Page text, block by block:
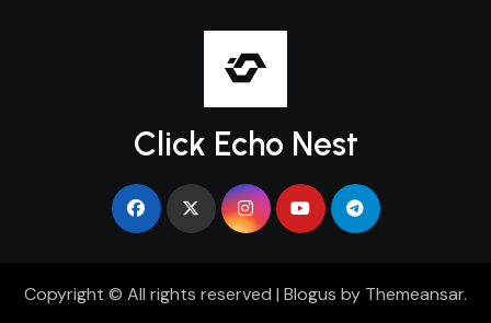
Click Echo Nest
Copyright © All rights reserved | Blogus by Themeansar.